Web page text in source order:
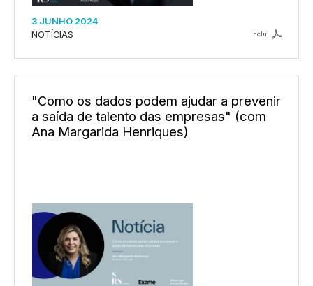
3 JUNHO 2024
NOTÍCIAS
inclui
"Como os dados podem ajudar a prevenir
a saída de talento das empresas" (com
Ana Margarida Henriques)